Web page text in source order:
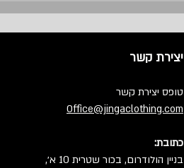
יצירת קשר
טופס יצירת קשר
Office@jingaclothing.com
כתובת:
בניין הולודרום, בכור שטרית 10 א׳,